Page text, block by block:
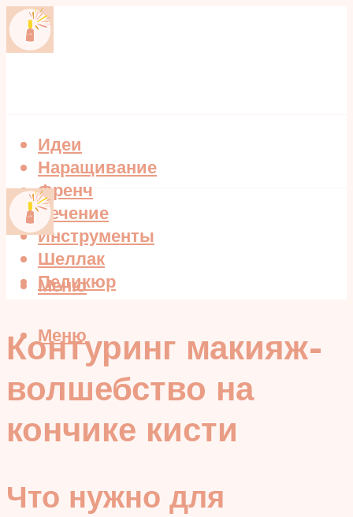
Идеи
Наращивание
Френч
Лечение
Инструменты
Шеллак
Педикюр
Меню
Меню
Контуринг макияж-
волшебство на
кончике кисти
Что нужно для